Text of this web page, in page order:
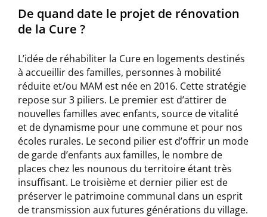
De quand date le projet de rénovation
de la Cure ?
L’idée de réhabiliter la Cure en logements destinés
à accueillir des familles, personnes à mobilité
réduite et/ou MAM est née en 2016. Cette stratégie
repose sur 3 piliers. Le premier est d’attirer de
nouvelles familles avec enfants, source de vitalité
et de dynamisme pour une commune et pour nos
écoles rurales. Le second pilier est d’offrir un mode
de garde d’enfants aux familles, le nombre de
places chez les nounous du territoire étant très
insuffisant. Le troisième et dernier pilier est de
préserver le patrimoine communal dans un esprit
de transmission aux futures générations du village.